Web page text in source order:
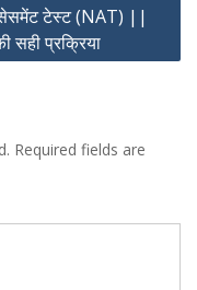
टेस्ट (NAT) ||
प्रक्रिया
Required fields are